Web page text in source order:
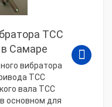
ТСС
Самаре
вибратора
ТСС
вала ТСС
основном для